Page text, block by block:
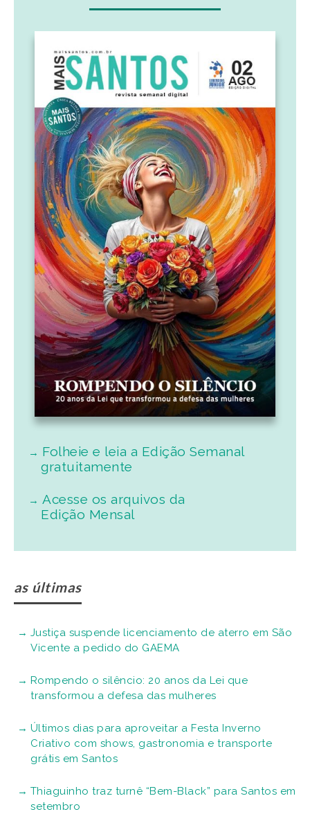
Folheie e leia a Edição Semanal
gratuitamente
Acesse os arquivos da
Edição Mensal
as últimas
Justiça suspende licenciamento de aterro em São
Vicente a pedido do GAEMA
Rompendo o silêncio: 20 anos da Lei que
transformou a defesa das mulheres
Últimos dias para aproveitar a Festa Inverno
Criativo com shows, gastronomia e transporte
grátis em Santos
Thiaguinho traz turnê “Bem-Black” para Santos em
setembro